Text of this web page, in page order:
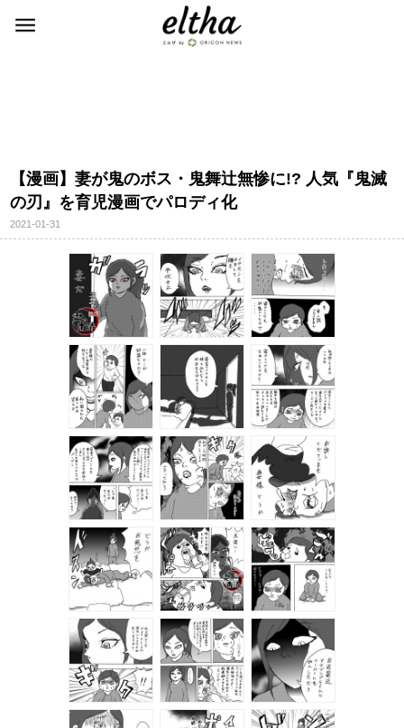
【漫画】妻が鬼のボス・鬼舞辻無惨に!? 人気『鬼滅
の刃』を育児漫画でパロディ化
2021-01-31